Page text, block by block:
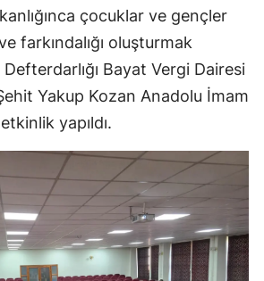
Gaziantep
Giresun
Gümüşhane
Hatay
Isparta
Mersin
İstanbul
çocuklar ve gençler
farkındalığı oluşturmak
Bayat Vergi Dairesi
Yakup Kozan Anadolu İmam
yapıldı.